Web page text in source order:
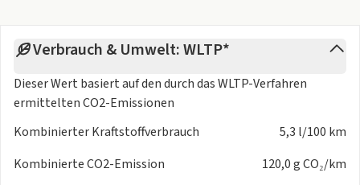
- 10.25-Zoll-Infotainmentsystem mit digitalem
Radioempfang DAB+
- Audiosystem mit 6 Lautsprechern
- Digitaler Audioempfang DAB+
Android Auto
- USB-A- und -C-Anschluss
Verbrauch & Umwelt: WLTP*
Dieser Wert basiert auf den durch dasWLTP-Verfahren
ermittelten CO2-Emissionen
Kombinierter Kraftstoffverbrauch
5,3 l/100 km
Kombinierte CO2-Emission
120,0 g CO₂/km